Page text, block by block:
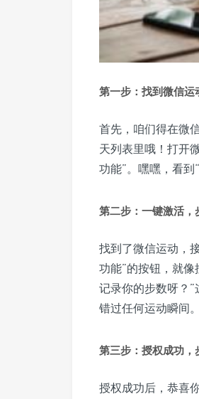
第一步：找到微信运
首先，咱们得在微
天列表里哦！打开
功能”。嘿嘿，看到
第二步：一键激活，
找到了微信运动，
功能”的按钮，就
记录你的步数呀？
错过任何运动瞬间。
第三步：授权成功，
授权成功后，恭喜